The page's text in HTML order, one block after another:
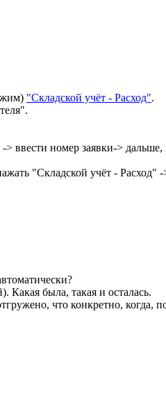
"Складской учёт - Расход".
ввести номер заявки->
"Складской учёт - Расход"
Какая была, такая и осталась.
что конкретно,